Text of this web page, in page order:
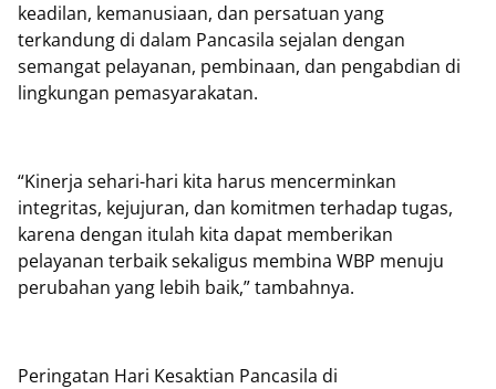
keadilan, kemanusiaan, dan persatuan yang
terkandung di dalam Pancasila sejalan dengan
semangat pelayanan, pembinaan, dan pengabdian di
lingkungan pemasyarakatan.
“Kinerja sehari-hari kita harus mencerminkan
integritas, kejujuran, dan komitmen terhadap tugas,
karena dengan itulah kita dapat memberikan
pelayanan terbaik sekaligus membina WBP menuju
perubahan yang lebih baik,” tambahnya.
Peringatan Hari Kesaktian Pancasila di